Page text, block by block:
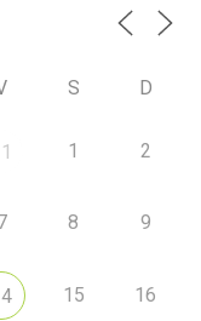
S D
1 2
8 9
15 16